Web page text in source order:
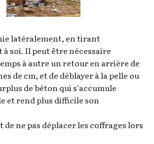
latéralement, en tirant
soi. Il peut être nécessaire
à autre un retour en arrière de
de cm, et de déblayer à la pelle ou
de béton qui s’accumule
et rend plus difficile son
ne pas déplacer les coffrages lors